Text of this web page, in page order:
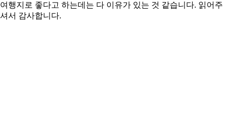
여행지로 좋다고 하는데는 다 이유가 있는 것 같습니다. 읽어주
셔서 감사합니다.